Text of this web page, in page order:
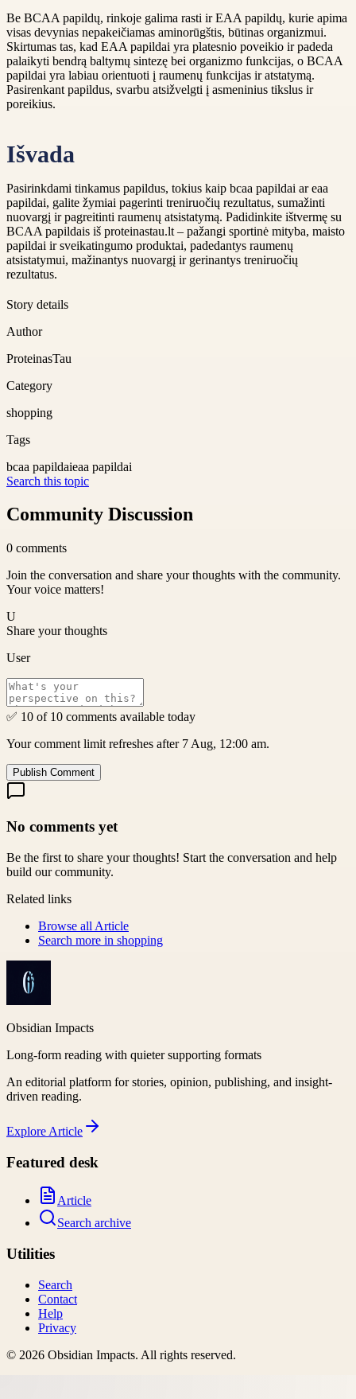
Be BCAA papildų, rinkoje galima rasti ir EAA papildų, kurie apima
visas devynias nepakeičiamas aminorūgštis, būtinas organizmui.
Skirtumas tas, kad EAA papildai yra platesnio poveikio ir padeda
palaikyti bendrą baltymų sintezę bei organizmo funkcijas, o BCAA
papildai yra labiau orientuoti į raumenų funkcijas ir atstatymą.
Pasirenkant papildus, svarbu atsižvelgti į asmeninius tikslus ir
poreikius.
Išvada
Pasirinkdami tinkamus papildus, tokius kaip bcaa papildai ar eaa
papildai, galite žymiai pagerinti treniruočių rezultatus, sumažinti
nuovargį ir pagreitinti raumenų atsistatymą. Padidinkite ištvermę su
BCAA papildais iš proteinastau.lt – pažangi sportinė mityba, maisto
papildai ir sveikatingumo produktai, padedantys raumenų
atsistatymui, mažinantys nuovargį ir gerinantys treniruočių
rezultatus.
Story details
Author
ProteinasTau
Category
shopping
Tags
bcaa papildaieaa papildai
Search this topic
Community Discussion
0 comments
Join the conversation and share your thoughts with the community.
Your voice matters!
U
Share your thoughts
User
✅ 10 of 10 comments available today
Your comment limit refreshes after 7 Aug, 12:00 am.
Publish Comment
No comments yet
Be the first to share your thoughts! Start the conversation and help
build our community.
Related links
Browse all Article
Search more in shopping
Obsidian Impacts
Long-form reading with quieter supporting formats
An editorial platform for stories, opinion, publishing, and insight-
driven reading.
Explore Article
Featured desk
Article
Search archive
Utilities
Search
Contact
Help
Privacy
© 2026 Obsidian Impacts. All rights reserved.